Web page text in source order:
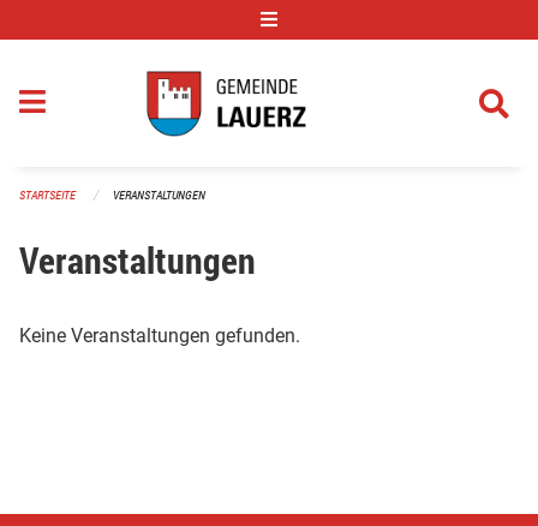
STARTSEITE VERANSTALTUNGEN
Veranstaltungen
Keine Veranstaltungen gefunden.